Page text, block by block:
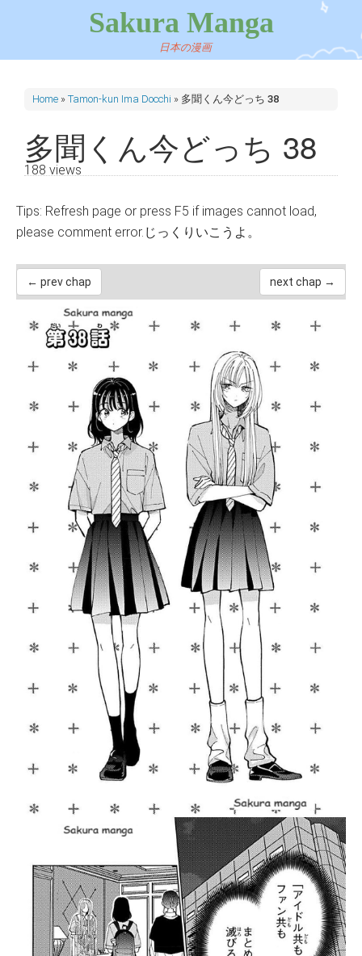
Sakura Manga
日本の漫画
Home » Tamon-kun Ima Docchi » 多聞くん今どっち 38
多聞くん今どっち 38
188 views
Tips: Refresh page or press F5 if images cannot load,
please comment error.じっくりいこうよ。
← prev chap next chap →